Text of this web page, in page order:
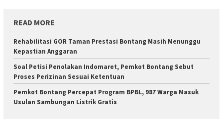
READ MORE
Rehabilitasi GOR Taman Prestasi Bontang Masih Menunggu
Kepastian Anggaran
Soal Petisi Penolakan Indomaret, Pemkot Bontang Sebut
Proses Perizinan Sesuai Ketentuan
Pemkot Bontang Percepat Program BPBL, 987 Warga Masuk
Usulan Sambungan Listrik Gratis